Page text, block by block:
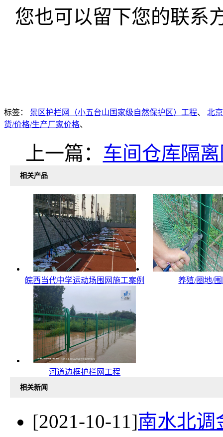
您也可以留下您的联系
标签： 景区护栏网（小五台山国家级自然保护区）工程、 北
货/价格/生产厂家价格、
上一篇： 车间仓库隔
相关产品
皖西当代中学运动场围网施工案例 养殖/圈地/
河道边框护栏网工程
相关新闻
[2021-10-11]南水北调